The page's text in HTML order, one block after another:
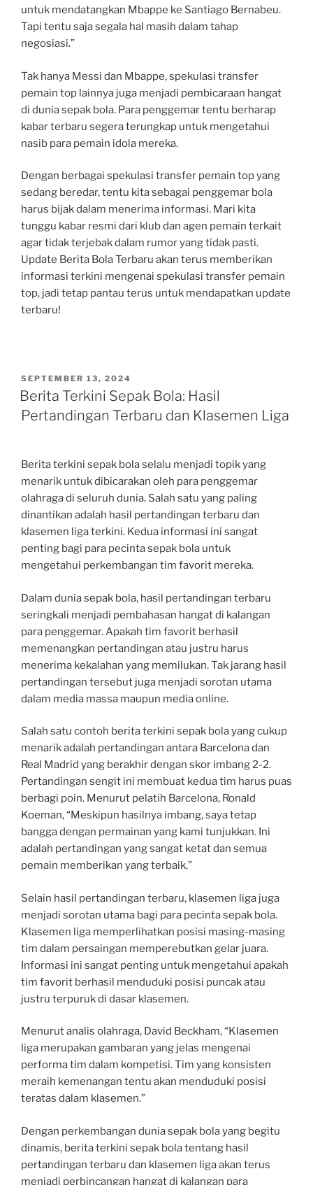
untuk mendatangkan Mbappe ke Santiago Bernabeu.
Tapi tentu saja segala hal masih dalam tahap
negosiasi.”
Tak hanya Messi dan Mbappe, spekulasi transfer
pemain top lainnya juga menjadi pembicaraan hangat
di dunia sepak bola. Para penggemar tentu berharap
kabar terbaru segera terungkap untuk mengetahui
nasib para pemain idola mereka.
Dengan berbagai spekulasi transfer pemain top yang
sedang beredar, tentu kita sebagai penggemar bola
harus bijak dalam menerima informasi. Mari kita
tunggu kabar resmi dari klub dan agen pemain terkait
agar tidak terjebak dalam rumor yang tidak pasti.
Update Berita Bola Terbaru akan terus memberikan
informasi terkini mengenai spekulasi transfer pemain
top, jadi tetap pantau terus untuk mendapatkan update
terbaru!
POSTED
ON
SEPTEMBER 13, 2024
Berita Terkini Sepak Bola: Hasil
Pertandingan Terbaru dan Klasemen Liga
Berita terkini sepak bola selalu menjadi topik yang
menarik untuk dibicarakan oleh para penggemar
olahraga di seluruh dunia. Salah satu yang paling
dinantikan adalah hasil pertandingan terbaru dan
klasemen liga terkini. Kedua informasi ini sangat
penting bagi para pecinta sepak bola untuk
mengetahui perkembangan tim favorit mereka.
Dalam dunia sepak bola, hasil pertandingan terbaru
seringkali menjadi pembahasan hangat di kalangan
para penggemar. Apakah tim favorit berhasil
memenangkan pertandingan atau justru harus
menerima kekalahan yang memilukan. Tak jarang hasil
pertandingan tersebut juga menjadi sorotan utama
dalam media massa maupun media online.
Salah satu contoh berita terkini sepak bola yang cukup
menarik adalah pertandingan antara Barcelona dan
Real Madrid yang berakhir dengan skor imbang 2-2.
Pertandingan sengit ini membuat kedua tim harus puas
berbagi poin. Menurut pelatih Barcelona, Ronald
Koeman, “Meskipun hasilnya imbang, saya tetap
bangga dengan permainan yang kami tunjukkan. Ini
adalah pertandingan yang sangat ketat dan semua
pemain memberikan yang terbaik.”
Selain hasil pertandingan terbaru, klasemen liga juga
menjadi sorotan utama bagi para pecinta sepak bola.
Klasemen liga memperlihatkan posisi masing-masing
tim dalam persaingan memperebutkan gelar juara.
Informasi ini sangat penting untuk mengetahui apakah
tim favorit berhasil menduduki posisi puncak atau
justru terpuruk di dasar klasemen.
Menurut analis olahraga, David Beckham, “Klasemen
liga merupakan gambaran yang jelas mengenai
performa tim dalam kompetisi. Tim yang konsisten
meraih kemenangan tentu akan menduduki posisi
teratas dalam klasemen.”
Dengan perkembangan dunia sepak bola yang begitu
dinamis, berita terkini sepak bola tentang hasil
pertandingan terbaru dan klasemen liga akan terus
menjadi perbincangan hangat di kalangan para